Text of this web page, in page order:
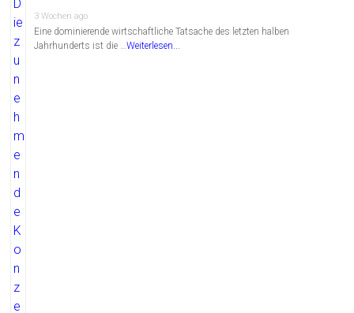
3 Wochen ago
Eine dominierende wirtschaftliche Tatsache des letzten halben
Jahrhunderts ist die …Weiterlesen...